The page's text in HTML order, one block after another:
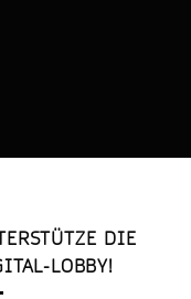
DIE
LOBBY!